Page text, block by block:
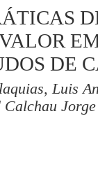
DE
Luis
Calchau Jorge